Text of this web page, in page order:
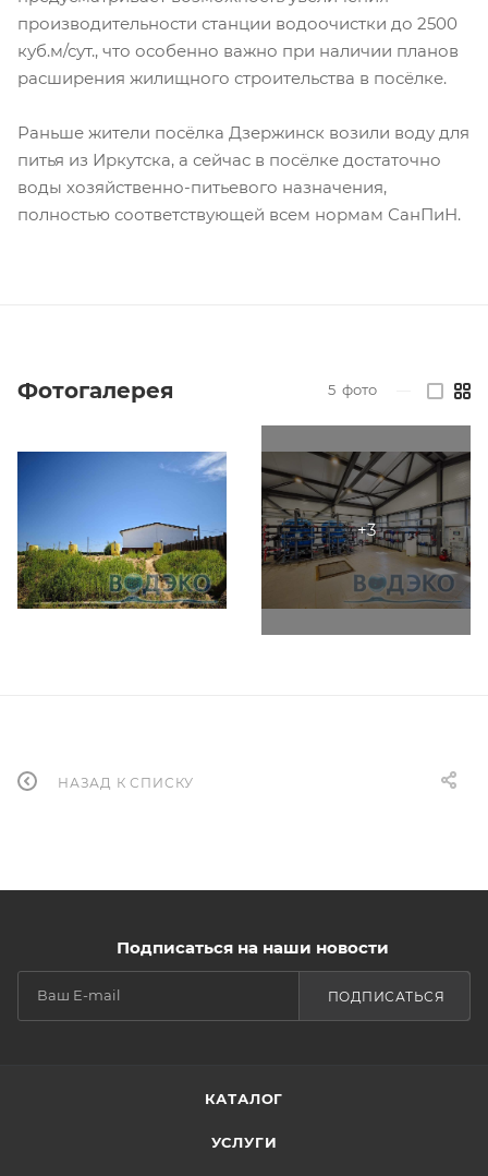
производительности станции водоочистки до 2500
куб.м/сут., что особенно важно при наличии планов
расширения жилищного строительства в посёлке.
Раньше жители посёлка Дзержинск возили воду для
питья из Иркутска, а сейчас в посёлке достаточно
воды хозяйственно-питьевого назначения,
полностью соответствующей всем нормам СанПиН.
Фотогалерея 5 фото
НАЗАД К СПИСКУ
Подписаться на наши новости
ПОДПИСАТЬСЯ
КАТАЛОГ
УСЛУГИ